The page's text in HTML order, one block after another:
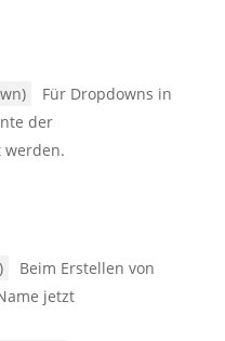
Für Dropdowns in
der
werden.
Beim Erstellen von
jetzt